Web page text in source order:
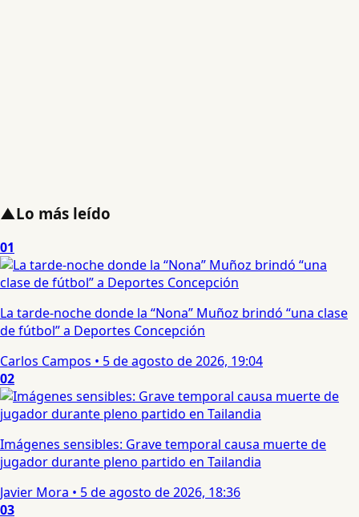
▲Lo más leído
01
La tarde-noche donde la “Nona” Muñoz brindó “una clase
de fútbol” a Deportes Concepción
Carlos Campos • 5 de agosto de 2026, 19:04
02
Imágenes sensibles: Grave temporal causa muerte de
jugador durante pleno partido en Tailandia
Javier Mora • 5 de agosto de 2026, 18:36
03